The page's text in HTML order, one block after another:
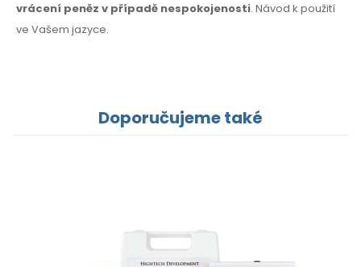
vrácení peněz v případě nespokojenosti. Návod k použití
ve Vašem jazyce.
Doporučujeme také